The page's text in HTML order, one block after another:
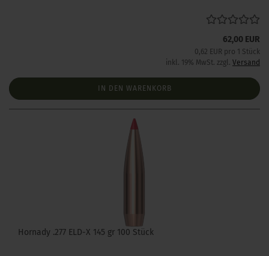
62,00 EUR
0,62 EUR pro 1 Stück
inkl. 19% MwSt. zzgl. Versand
IN DEN WARENKORB
Hornady .277 ELD-X 145 gr 100 Stück